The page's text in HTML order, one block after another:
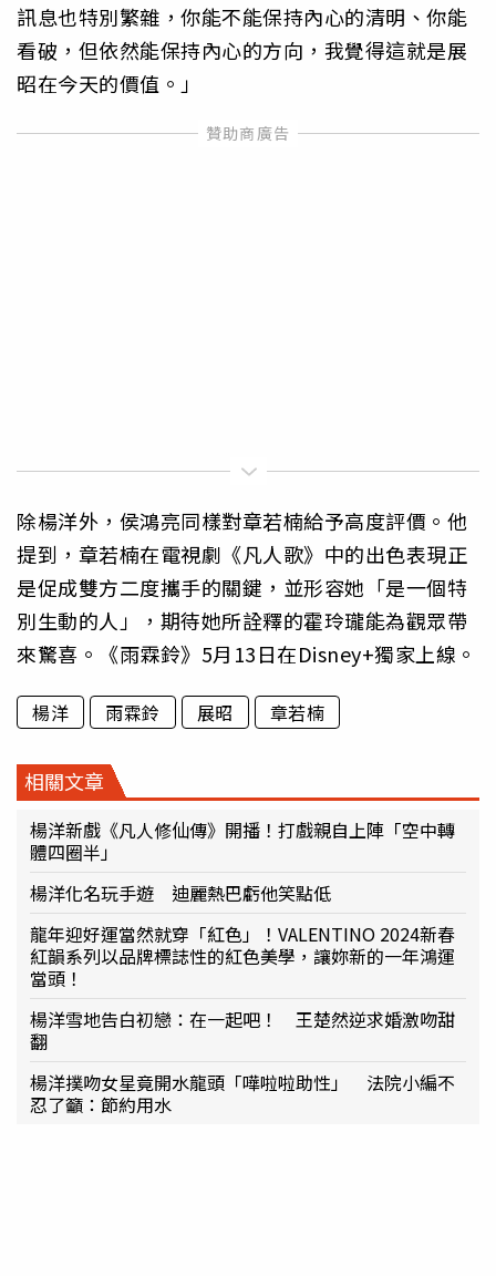
訊息也特別繁雜，你能不能保持內心的清明、你能
看破，但依然能保持內心的方向，我覺得這就是展
昭在今天的價值。」
除楊洋外，侯鴻亮同樣對章若楠給予高度評價。他
提到，章若楠在電視劇《凡人歌》中的出色表現正
是促成雙方二度攜手的關鍵，並形容她「是一個特
別生動的人」，期待她所詮釋的霍玲瓏能為觀眾帶
來驚喜。《雨霖鈴》5月13日在Disney+獨家上線。
楊洋 雨霖鈴 展昭 章若楠
相關文章
楊洋新戲《凡人修仙傳》開播！打戲親自上陣「空中轉
體四圈半」
楊洋化名玩手遊 迪麗熱巴虧他笑點低
龍年迎好運當然就穿「紅色」！VALENTINO 2024新春
紅韻系列以品牌標誌性的紅色美學，讓妳新的一年鴻運
當頭！
楊洋雪地告白初戀：在一起吧！ 王楚然逆求婚激吻甜
翻
楊洋撲吻女星竟開水龍頭「嘩啦啦助性」 法院小編不
忍了籲：節約用水